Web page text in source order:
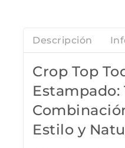
Descripción
Crop Top
Estampado:
Estilo y